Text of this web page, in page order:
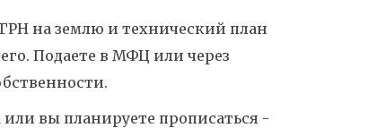
на землю и технический план
Подаете в МФЦ или через
вы планируете прописаться -